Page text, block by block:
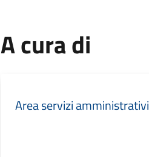
A cura di
Area servizi amministrativi